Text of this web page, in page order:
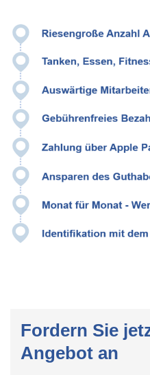
Fordern Sie
Angebot an